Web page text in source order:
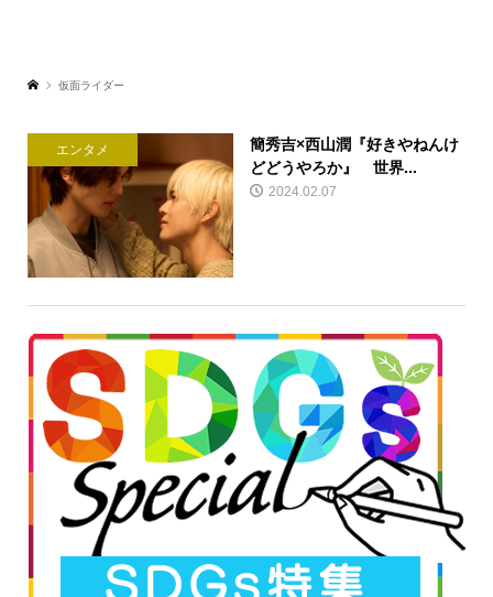
仮面ライダー
エンタメ
簡秀吉×西山潤『好きやねんけ
どどうやろか』 世界...
2024.02.07